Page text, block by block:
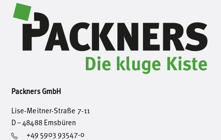
Packners GmbH
Lise-Meitner-Straße 7-11
D – 48488 Emsbüren
+49 5903 93547-0